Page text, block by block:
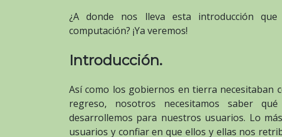
¿A donde nos lleva esta introducción
computación? ¡Ya veremos!
Introducción.
Así como los gobiernos en tierra necesitaban
regreso, nosotros necesitamos saber
desarrollemos para nuestros usuarios. Lo
usuarios y confiar en que ellos y ellas nos